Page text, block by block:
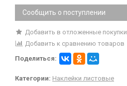
Сообщить о поступлении
Добавить в отложенные покупки
Добавить к сравнению товаров
Поделиться:
Категории: Наклейки листовые